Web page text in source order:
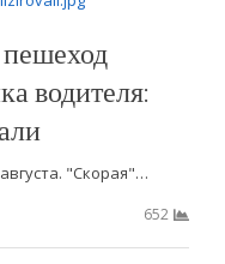
водителя:
"Скорая"…
652